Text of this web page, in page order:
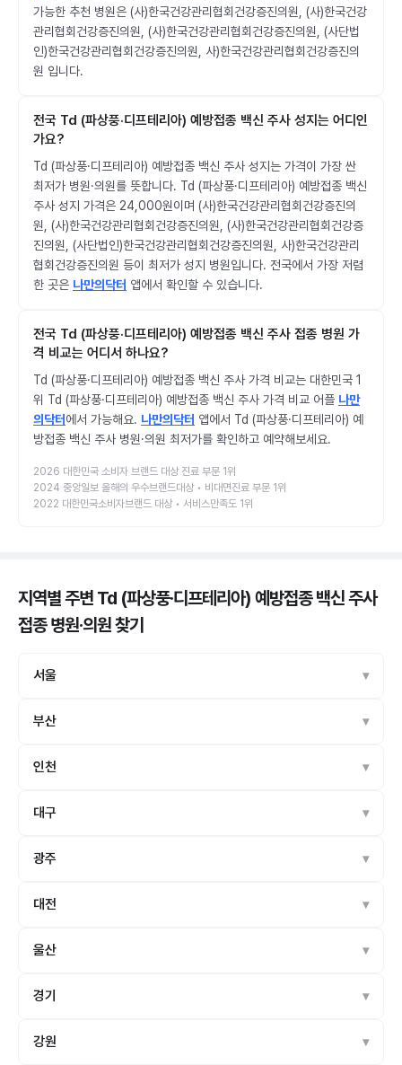
가능한 추천 병원은 (사)한국건강관리협회건강증진의원, (사)한국건강
관리협회건강증진의원, (사)한국건강관리협회건강증진의원, (사단법
인)한국건강관리협회건강증진의원, 사)한국건강관리협회건강증진의
원 입니다.
전국 Td (파상풍·디프테리아) 예방접종 백신 주사 성지는 어디인
가요?
Td (파상풍·디프테리아) 예방접종 백신 주사 성지는 가격이 가장 싼
최저가 병원·의원를 뜻합니다. Td (파상풍·디프테리아) 예방접종 백신
주사 성지 가격은 24,000원이며 (사)한국건강관리협회건강증진의
원, (사)한국건강관리협회건강증진의원, (사)한국건강관리협회건강증
진의원, (사단법인)한국건강관리협회건강증진의원, 사)한국건강관리
협회건강증진의원 등이 최저가 성지 병원입니다. 전국에서 가장 저렴
한 곳은 나만의닥터 앱에서 확인할 수 있습니다.
전국 Td (파상풍·디프테리아) 예방접종 백신 주사 접종 병원 가
격 비교는 어디서 하나요?
Td (파상풍·디프테리아) 예방접종 백신 주사 가격 비교는 대한민국 1
위 Td (파상풍·디프테리아) 예방접종 백신 주사 가격 비교 어플 나만
의닥터에서 가능해요. 나만의닥터 앱에서 Td (파상풍·디프테리아) 예
방접종 백신 주사 병원·의원 최저가를 확인하고 예약해보세요.
2026 대한민국 소비자 브랜드 대상 진료 부문 1위
2024 중앙일보 올해의 우수브랜드대상 • 비대면진료 부문 1위
2022 대한민국소비자브랜드 대상 • 서비스만족도 1위
지역별 주변 Td (파상풍·디프테리아) 예방접종 백신 주사
접종 병원·의원찾기
서울
부산
인천
대구
광주
대전
울산
경기
강원